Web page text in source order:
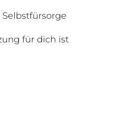
für dich ist